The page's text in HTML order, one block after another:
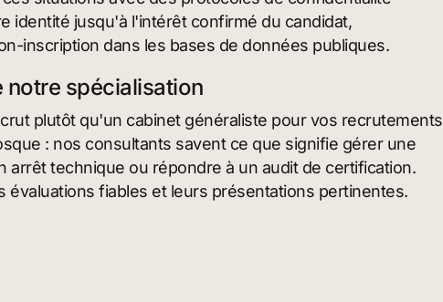
identité jusqu'à l'intérêt confirmé du candidat,
inscription dans les bases de données publiques.
notre spécialisation
plutôt qu'un cabinet généraliste pour vos recrutements
: nos consultants savent ce que signifie gérer une
arrêt technique ou répondre à un audit de certification.
évaluations fiables et leurs présentations pertinentes.